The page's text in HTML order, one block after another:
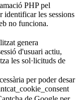
PHP pel
identificar les sessions
no funciona.
genera
d'usuari actiu,
les sol·licituds de
per poder desar